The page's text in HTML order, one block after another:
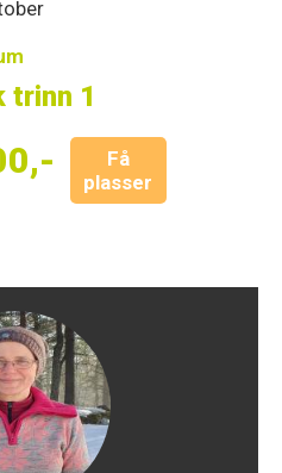
trinn 1
Få
plasser